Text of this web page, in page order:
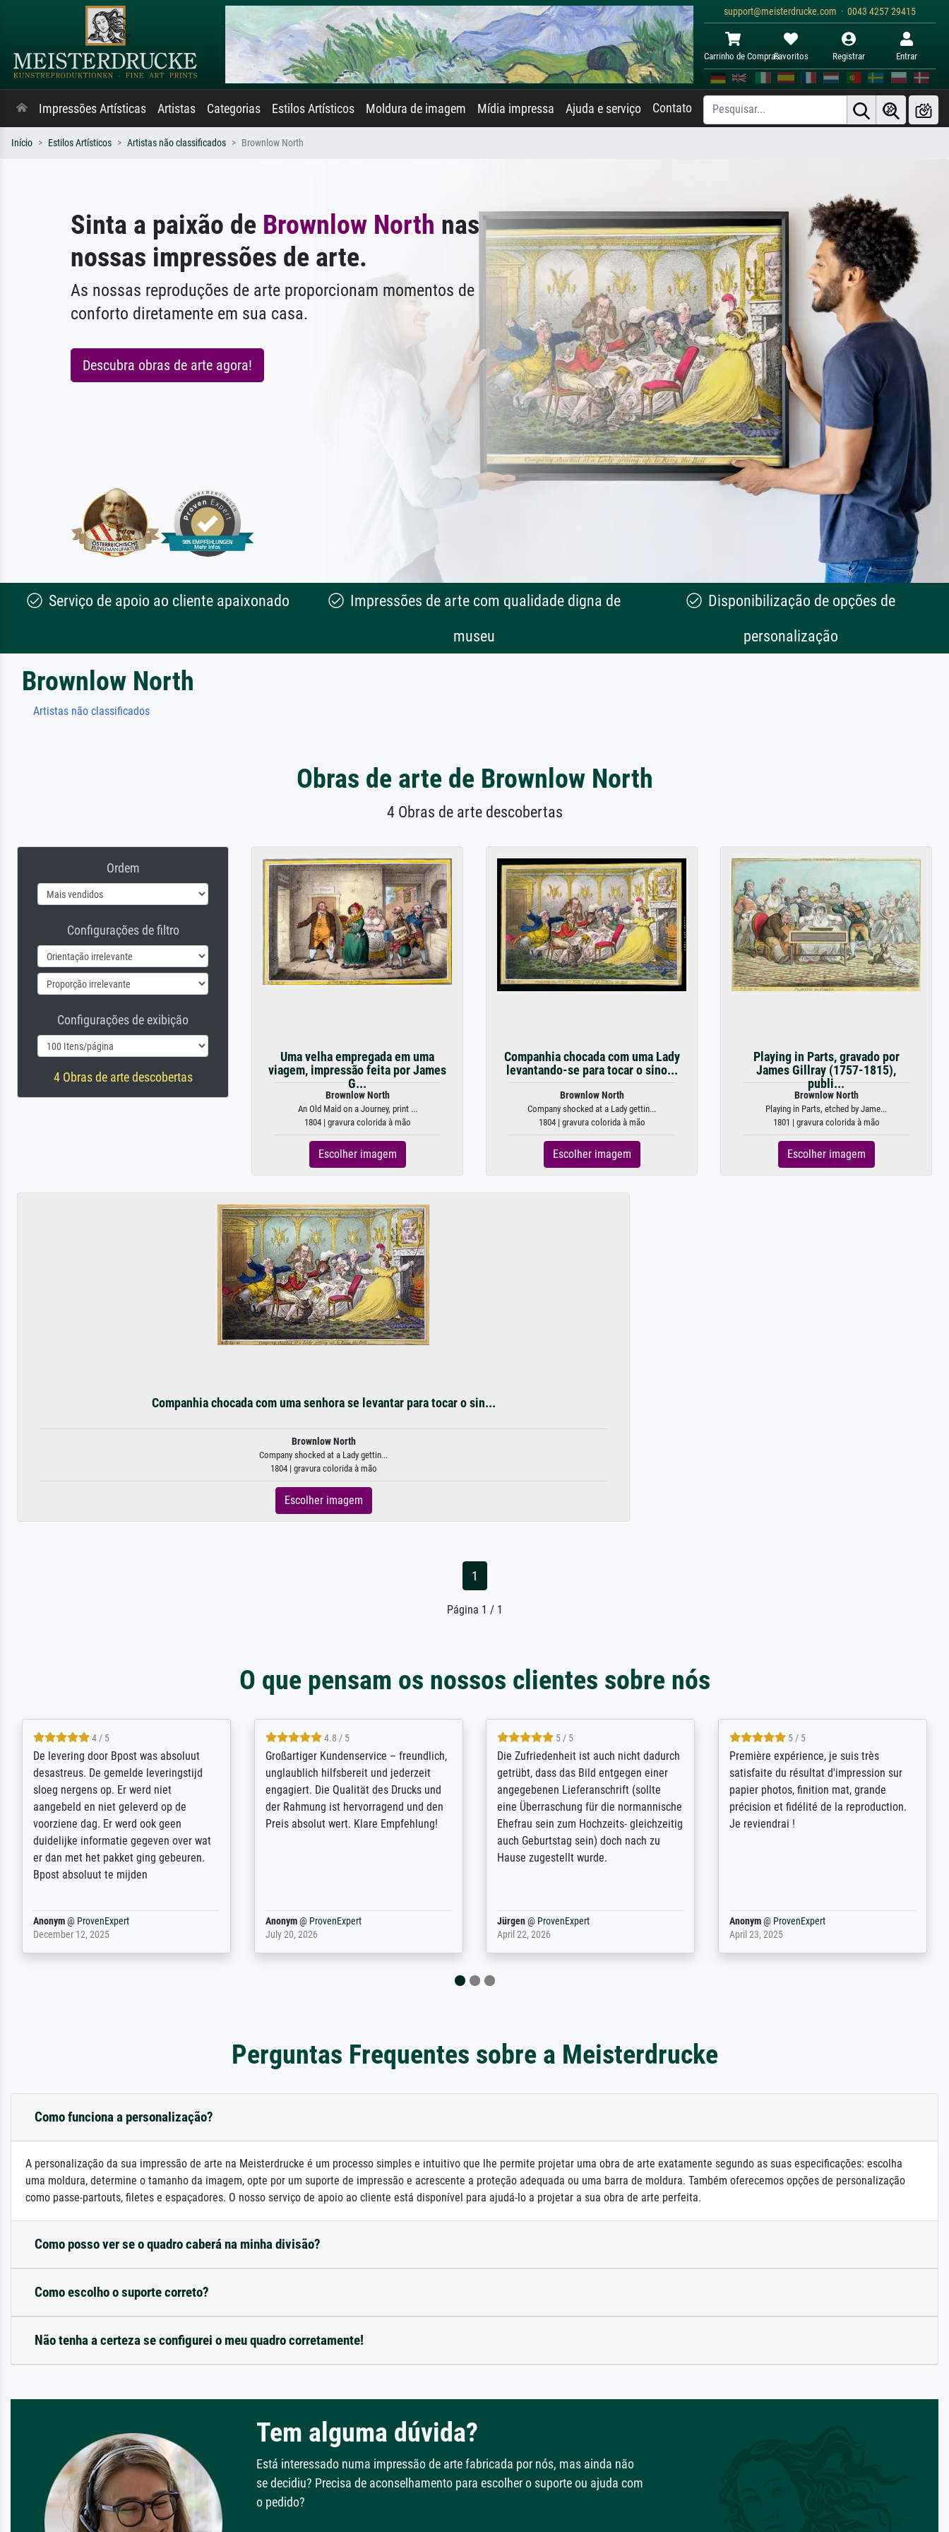
support@meisterdrucke.com · 0043 4257 29415
Carrinho de ComprasFavoritos Registrar Entrar
Impressões Artísticas Artistas Categorias Estilos Artísticos Moldura de imagem Mídia impressa Ajuda e serviço Contato
Início Estilos Artísticos Artistas não classificados Brownlow North
Sinta a paixão de Brownlow North nas
nossas impressões de arte.
As nossas reproduções de arte proporcionam momentos de
conforto diretamente em sua casa.
Descubra obras de arte agora!
Serviço de apoio ao cliente apaixonado
Impressões de arte com qualidade digna de
museu
Disponibilização de opções de
personalização
Brownlow North
Artistas não classificados
Obras de arte de Brownlow North
4 Obras de arte descobertas
Ordem
Configurações de filtro
Configurações de exibição
4 Obras de arte descobertas
Uma velha empregada em uma
viagem, impressão feita por James
G...
Brownlow North
An Old Maid on a Journey, print ...
1804 | gravura colorida à mão
Escolher imagem
Companhia chocada com uma Lady
levantando-se para tocar o sino...
Brownlow North
Company shocked at a Lady gettin...
1804 | gravura colorida à mão
Escolher imagem
Playing in Parts, gravado por
James Gillray (1757-1815),
publi...
Brownlow North
Playing in Parts, etched by Jame...
1801 | gravura colorida à mão
Escolher imagem
Companhia chocada com uma senhora se levantar para tocar o sin...
Brownlow North
Company shocked at a Lady gettin...
1804 | gravura colorida à mão
Escolher imagem
1
Página 1 / 1
O que pensam os nossos clientes sobre nós
5 / 5
Sehr gute Qualität des Leinwanddrucks
und des Rahmens! Unser Bild wurde
sehr sorgfältig und sicher verpackt, so
dass es unbeschadet bei uns ankam. Es
wird nicht unser letzter Meisterdruck
sein. Vielen Dank!
Reinhold,@ProvenExpert
April 22, 2026
5 / 5
Für ein Erinnerungsbuch mit der
Feldpost meines Großvaters aus dem 1.
Weltkrieg benötigte ich ein
ausdrucksvolles Bild. Das habe ich bei
Ihnen gefunden. Bei der Auswahl der
weiter. Vielen ...
Margot@ProvenExpert
February 20, 2026
4.8 / 5
Hervorragende Qualität. Man kann sich
vieles anpassen lassen, wie z.B.:
Randentfernung, Farbe, Helligkeit,
Kontrast und Weiteres. Sehr freundliche
Kontaktperson per Mail. Das Bild (ein
Kunstdruck) wurde sehr gut verpackt -
sehr starke Papprolle mit Plastikdeckeln
Anonym@ProvenExpert
August 12, 2025
4.8 / 5
Qualité absolument irréprochable.
Extraordinaire diversité des thèmes
abordés et personnalisation des
demandes (recadrage, réajustement des
couleurs). Relation clientèle parfaite.
Anonym@ ProvenExpert
March 31, 2025
Perguntas Frequentes sobre a Meisterdrucke
Como funciona a personalização?
A personalização da sua impressão de arte na Meisterdrucke é um processo simples e intuitivo que lhe permite projetar uma obra de arte exatamente segundo as suas especificações: escolha
uma moldura, determine o tamanho da imagem, opte por um suporte de impressão e acrescente a proteção adequada ou uma barra de moldura. Também oferecemos opções de personalização
como passe-partouts, filetes e espaçadores. O nosso serviço de apoio ao cliente está disponível para ajudá-lo a projetar a sua obra de arte perfeita.
Como posso ver se o quadro caberá na minha divisão?
Como escolho o suporte correto?
Não tenha a certeza se configurei o meu quadro corretamente!
Tem alguma dúvida?
Está interessado numa impressão de arte fabricada por nós, mas ainda não
se decidiu? Precisa de aconselhamento para escolher o suporte ou ajuda com
o pedido?